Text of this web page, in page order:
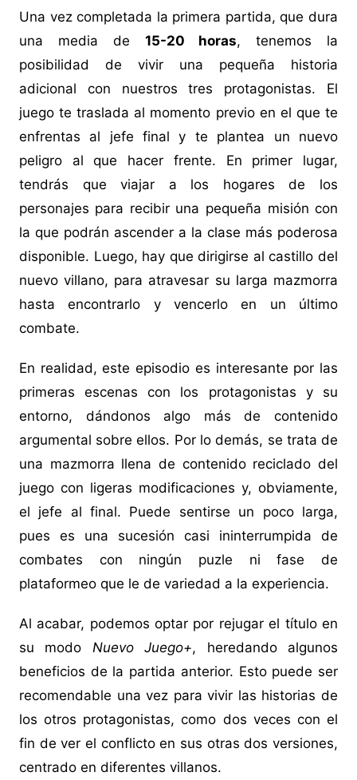
Una vez completada la primera partida, que dura
una media de 15-20 horas, tenemos la
posibilidad de vivir una pequeña historia
adicional con nuestros tres protagonistas. El
juego te traslada al momento previo en el que te
enfrentas al jefe final y te plantea un nuevo
peligro al que hacer frente. En primer lugar,
tendrás que viajar a los hogares de los
personajes para recibir una pequeña misión con
la que podrán ascender a la clase más poderosa
disponible. Luego, hay que dirigirse al castillo del
nuevo villano, para atravesar su larga mazmorra
hasta encontrarlo y vencerlo en un último
combate.
En realidad, este episodio es interesante por las
primeras escenas con los protagonistas y su
entorno, dándonos algo más de contenido
argumental sobre ellos. Por lo demás, se trata de
una mazmorra llena de contenido reciclado del
juego con ligeras modificaciones y, obviamente,
el jefe al final. Puede sentirse un poco larga,
pues es una sucesión casi ininterrumpida de
combates con ningún puzle ni fase de
plataformeo que le de variedad a la experiencia.
Al acabar, podemos optar por rejugar el título en
su modo Nuevo Juego+, heredando algunos
beneficios de la partida anterior. Esto puede ser
recomendable una vez para vivir las historias de
los otros protagonistas, como dos veces con el
fin de ver el conflicto en sus otras dos versiones,
centrado en diferentes villanos.